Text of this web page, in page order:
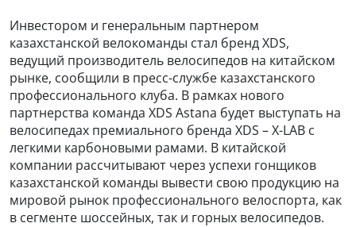
Инвестором и генеральным партнером
казахстанской велокоманды стал бренд XDS,
ведущий производитель велосипедов на китайском
рынке, сообщили в пресс-службе казахстанского
профессионального клуба. В рамках нового
партнерства команда XDS Astana будет выступать на
велосипедах премиального бренда XDS – X-LAB с
легкими карбоновыми рамами. В китайской
компании рассчитывают через успехи гонщиков
казахстанской команды вывести свою продукцию на
мировой рынок профессионального велоспорта, как
в сегменте шоссейных, так и горных велосипедов.